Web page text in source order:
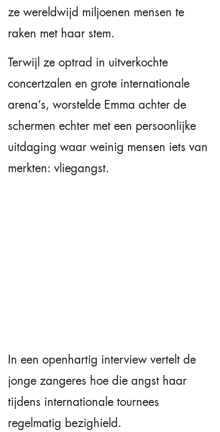
ze wereldwijd miljoenen mensen te
raken met haar stem.
Terwijl ze optrad in uitverkochte
concertzalen en grote internationale
arena’s, worstelde Emma achter de
schermen echter met een persoonlijke
uitdaging waar weinig mensen iets van
merkten: vliegangst.
In een openhartig interview vertelt de
jonge zangeres hoe die angst haar
tijdens internationale tournees
regelmatig bezighield.